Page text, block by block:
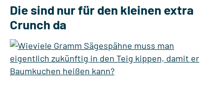
Die sind nur für den kleinen extra
Crunch da